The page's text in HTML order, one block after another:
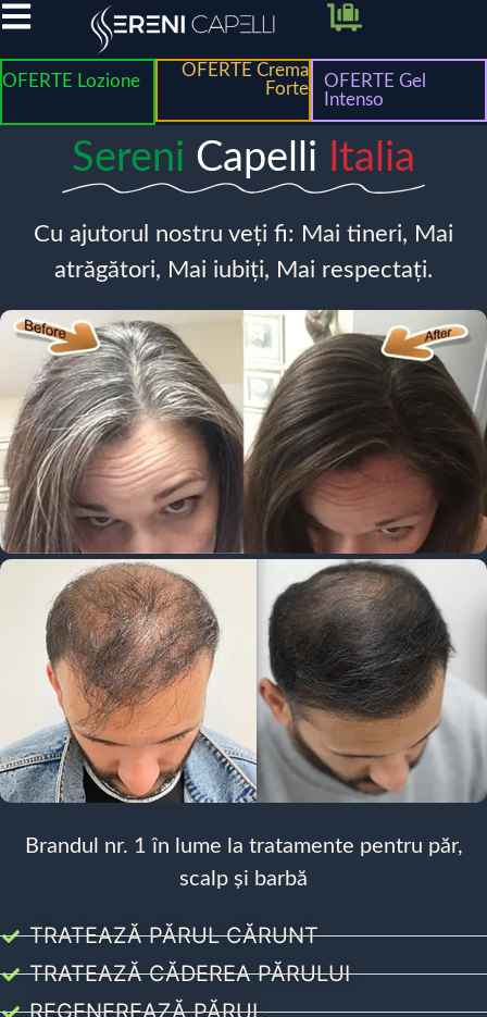
OFERTE Lozione
OFERTE Crema
Forte
OFERTE Gel
Intenso
Sereni Capelli Italia
Cu ajutorul nostru veți fi: Mai tineri, Mai
atrăgători, Mai iubiți, Mai respectați.
Brandul nr. 1 în lume la tratamente pentru păr,
scalp și barbă
TRATEAZĂ PĂRUL CĂRUNT
TRATEAZĂ CĂDEREA PĂRULUI
REGENEREAZĂ PĂRUL